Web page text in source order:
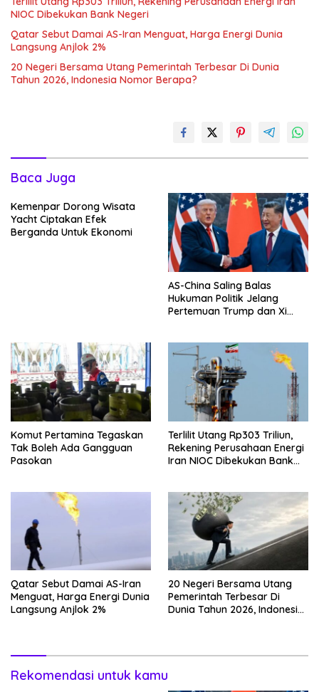
NIOC Dibekukan Bank Negeri
Qatar Sebut Damai AS-Iran Menguat, Harga Energi Dunia
Langsung Anjlok 2%
20 Negeri Bersama Utang Pemerintah Terbesar Di Dunia
Tahun 2026, Indonesia Nomor Berapa?
Baca Juga
Kemenpar Dorong Wisata
Yacht Ciptakan Efek
Berganda Untuk Ekonomi
AS-China Saling Balas
Hukuman Politik Jelang
Pertemuan Trump dan Xi
Komut Pertamina Tegaskan
Tak Boleh Ada Gangguan
Pasokan
Terlilit Utang Rp303 Triliun,
Rekening Perusahaan Energi
Iran NIOC Dibekukan Bank
Qatar Sebut Damai AS-Iran
Menguat, Harga Energi Dunia
Langsung Anjlok 2%
20 Negeri Bersama Utang
Pemerintah Terbesar Di
Dunia Tahun 2026, Indonesia
Rekomendasi untuk kamu